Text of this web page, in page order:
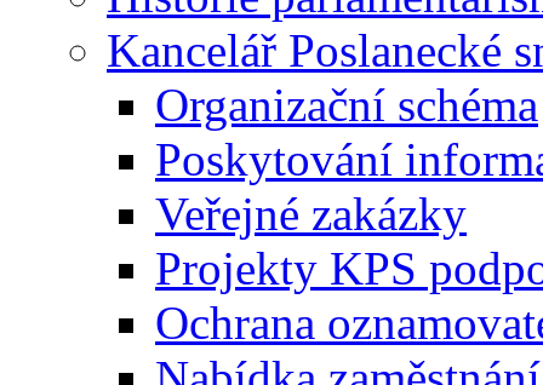
Kancelář Poslanecké
Organizační schéma
Poskytování
Veřejné zakázky
Projekty KPS
Ochrana